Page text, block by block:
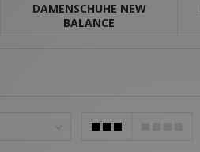
DAMENSCHUHE NEW
BALANCE